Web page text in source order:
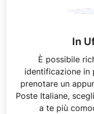
In
È possibile
identificazione in
prenotare un
Poste Italiane,
a te più